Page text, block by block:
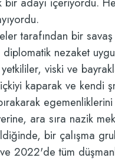
tarafından bir
nezaket
viski ve
kaparak ve kendi
ara sıra nazik
bir çalışma
2022'de tüm